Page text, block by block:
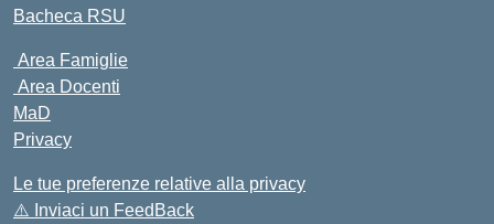
Bacheca RSU
Area Famiglie
Area Docenti
MaD
Privacy
Le tue preferenze relative alla privacy
⚠️ Inviaci un FeedBack